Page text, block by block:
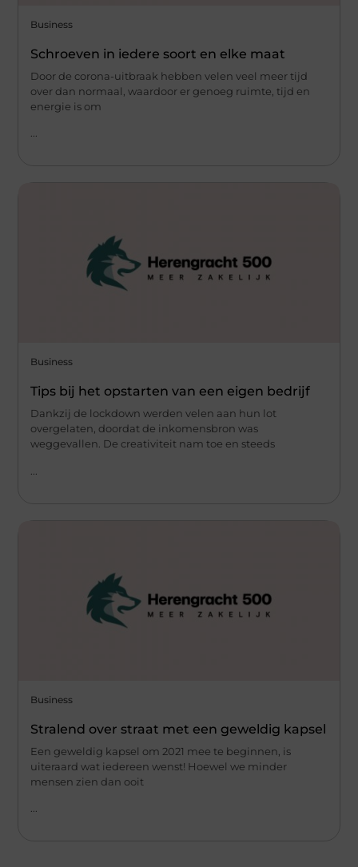
Business
Schroeven in iedere soort en elke maat
Door de corona-uitbraak hebben velen veel meer tijd
over dan normaal, waardoor er genoeg ruimte, tijd en
energie is om
...
Business
Tips bij het opstarten van een eigen bedrijf
Dankzij de lockdown werden velen aan hun lot
overgelaten, doordat de inkomensbron was
weggevallen. De creativiteit nam toe en steeds
Business
Stralend over straat met een geweldig kapsel
Een geweldig kapsel om 2021 mee te beginnen, is
uiteraard wat iedereen wenst! Hoewel we minder
mensen zien dan ooit